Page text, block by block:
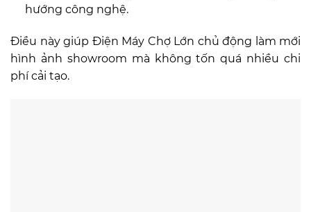
hướng công nghệ.
Điều này giúp Điện Máy Chợ Lớn chủ động làm mới
hình ảnh showroom mà không tốn quá nhiều chi
phí cải tạo.